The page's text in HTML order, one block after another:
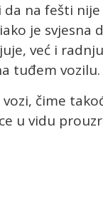
na fešti
je svjesna
već i
tuđem vozilu.
čime
u vidu